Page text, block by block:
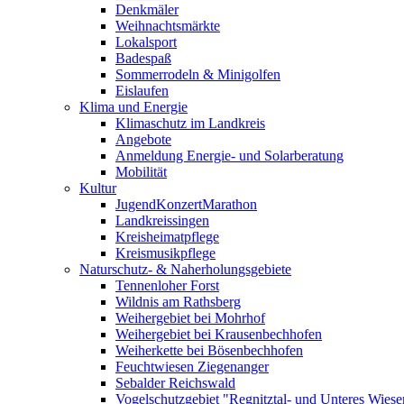
Denkmäler
Weihnachtsmärkte
Lokalsport
Badespaß
Sommerrodeln & Minigolfen
Eislaufen
Klima und Energie
Klimaschutz im Landkreis
Angebote
Anmeldung Energie- und Solarberatung
Mobilität
Kultur
JugendKonzertMarathon
Landkreissingen
Kreisheimatpflege
Kreismusikpflege
Naturschutz- & Naherholungsgebiete
Tennenloher Forst
Wildnis am Rathsberg
Weihergebiet bei Mohrhof
Weihergebiet bei Krausenbechhofen
Weiherkette bei Bösenbechhofen
Feuchtwiesen Ziegenanger
Sebalder Reichswald
Vogelschutzgebiet "Regnitztal- und Unteres